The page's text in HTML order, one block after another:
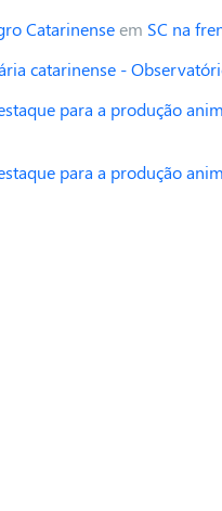
Catarinenseem SC na
catarinense -
para a produção
para a produção